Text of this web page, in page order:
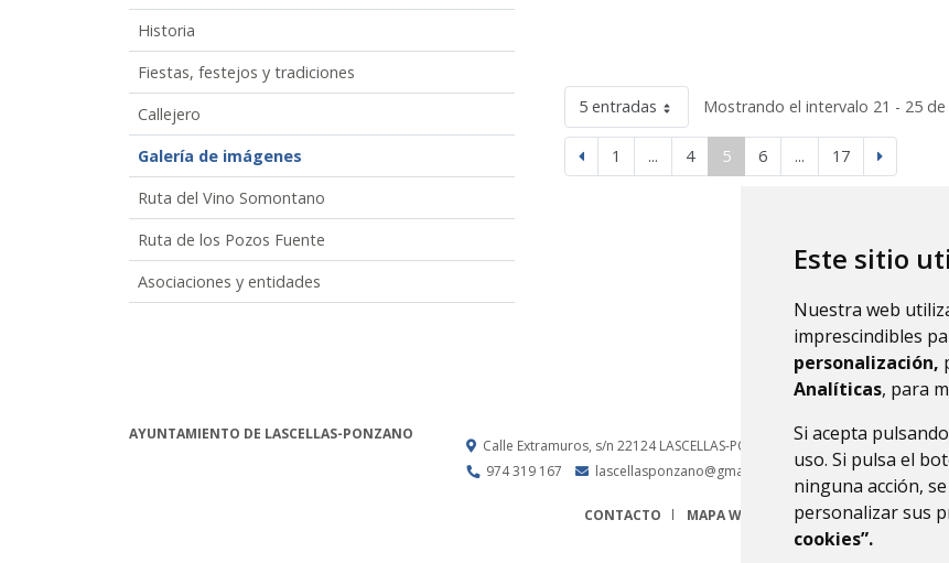
Este sitio
Nuestra web
imprescindibles
personalización,
Analíticas, para
Si acepta
uso. Si pulsa el
ninguna acción,
personalizar sus
cookies”.
Historia
Fiestas, festejos y tradiciones
Callejero
Galería de imágenes
Ruta del Vino Somontano
Ruta de los Pozos Fuente
Asociaciones y entidades
5 entradas Mostrando el intervalo 21 - 25
1 ... 4 5 6 ... 17
AYUNTAMIENTO DE LASCELLAS-PONZANO
Calle Extramuros, s/n 22124 LASCELLAS-PONZANO (HUESCA) - ARAGÓN
974 319 167
lascellasponzano@gmail.com
CONTACTO MAPA WEB AVISO LEGAL